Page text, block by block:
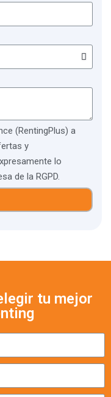
(RentingPlus) a
y
lo
de la RGPD.
tu mejor